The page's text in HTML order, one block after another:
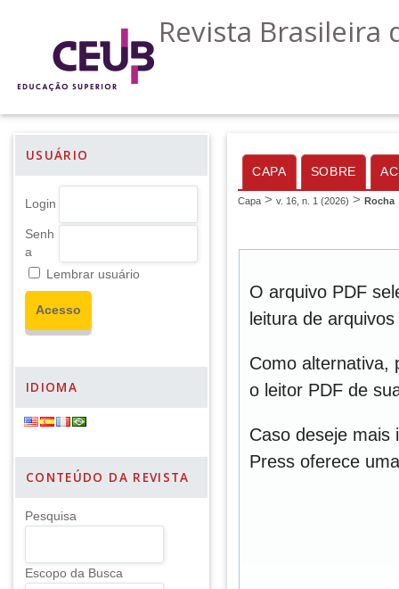
Revista Brasileira
USUÁRIO
Login
Senh
a
Lembrar usuário
IDIOMA
CONTEÚDO DA REVISTA
Pesquisa
Escopo da Busca
CAPA SOBRE
Capa > v. 16, n. 1 (2026) > Rocha
O arquivo PDF
leitura de
Como alternativa,
o leitor PDF de
Caso deseje mais
Press oferece